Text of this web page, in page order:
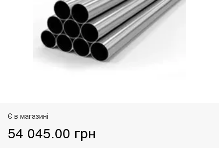
Є в магазині
54 045.00 грн